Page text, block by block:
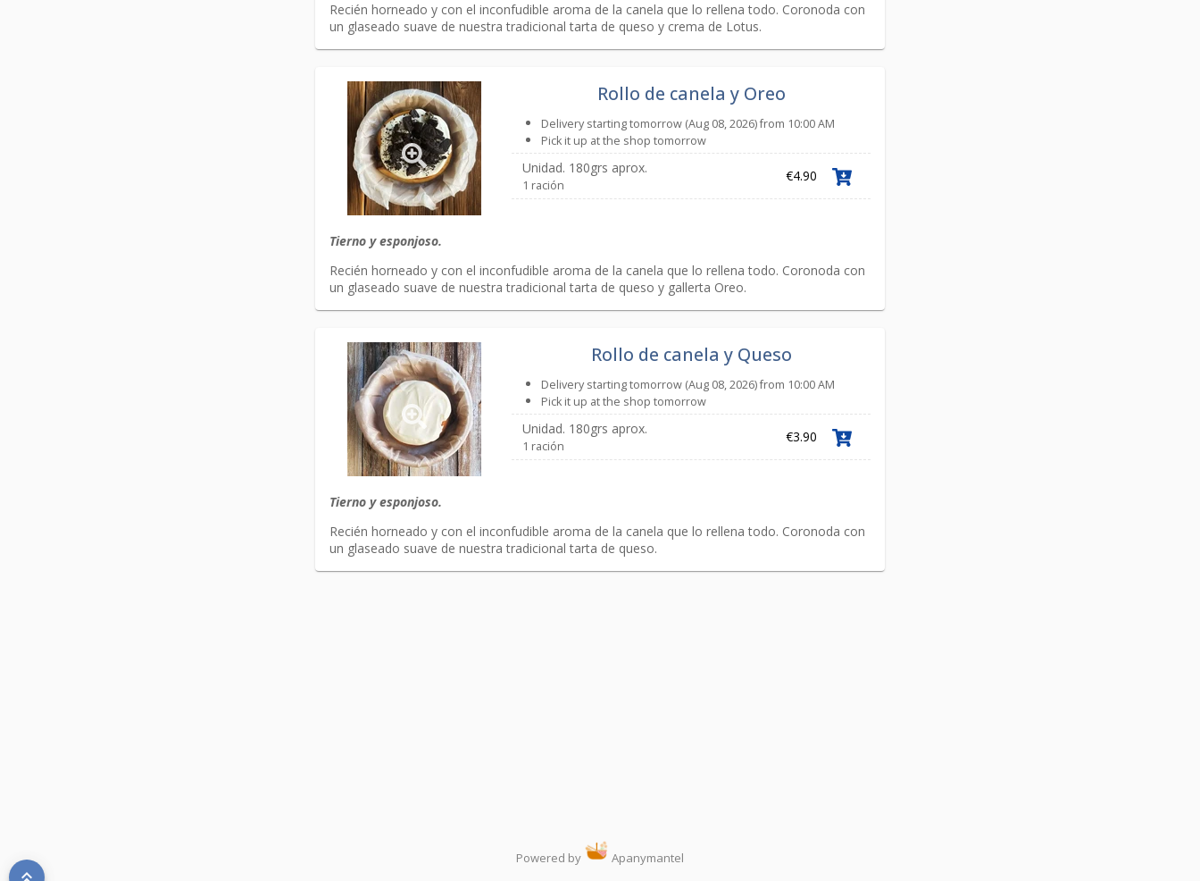
Link
Recién horneado y con el inconfudible aroma de la canela que lo rellena todo. Coronoda con
un glaseado suave de nuestra tradicional tarta de queso y crema de Lotus.
Link
Rollo de canela y Oreo
Delivery starting tomorrow (Aug 08, 2026) from 10:00 AM
Pick it up at the shop tomorrow
Unidad. 180grs aprox.
1 ración
€4.90
Tierno y esponjoso.
Recién horneado y con el inconfudible aroma de la canela que lo rellena todo. Coronoda con
un glaseado suave de nuestra tradicional tarta de queso y gallerta Oreo.
Link
Rollo de canela y Queso
Delivery starting tomorrow (Aug 08, 2026) from 10:00 AM
Pick it up at the shop tomorrow
Unidad. 180grs aprox.
1 ración
€3.90
Tierno y esponjoso.
Recién horneado y con el inconfudible aroma de la canela que lo rellena todo. Coronoda con
un glaseado suave de nuestra tradicional tarta de queso.
Powered by Apanymantel